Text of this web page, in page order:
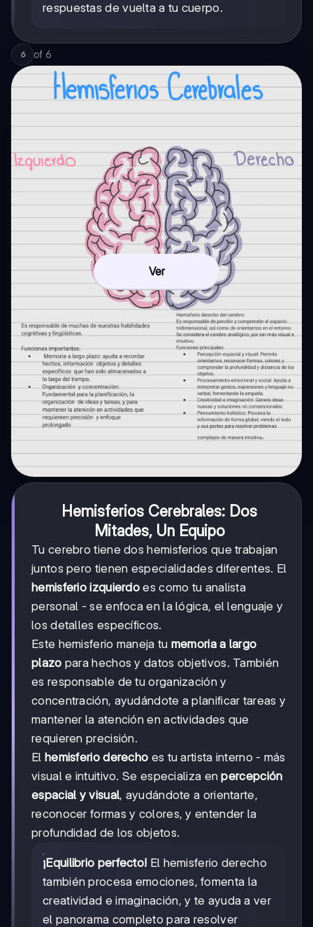
respuestas de vuelta a tu cuerpo.
6 of 6
Ver
Hemisferios Cerebrales: Dos
Mitades, Un Equipo
Tu cerebro tiene dos hemisferios que trabajan
juntos pero tienen especialidades diferentes. El
hemisferio izquierdo es como tu analista
personal - se enfoca en la lógica, el lenguaje y
los detalles específicos.
Este hemisferio maneja tu memoria a largo
plazo para hechos y datos objetivos. También
es responsable de tu organización y
concentración, ayudándote a planificar tareas y
mantener la atención en actividades que
requieren precisión.
El hemisferio derecho es tu artista interno - más
visual e intuitivo. Se especializa enpercepción
espacial y visual, ayudándote a orientarte,
reconocer formas y colores, y entender la
profundidad de los objetos.
¡Equilibrio perfecto! El hemisferio derecho
también procesa emociones, fomenta la
creatividad e imaginación, y te ayuda a ver
el panorama completo para resolver